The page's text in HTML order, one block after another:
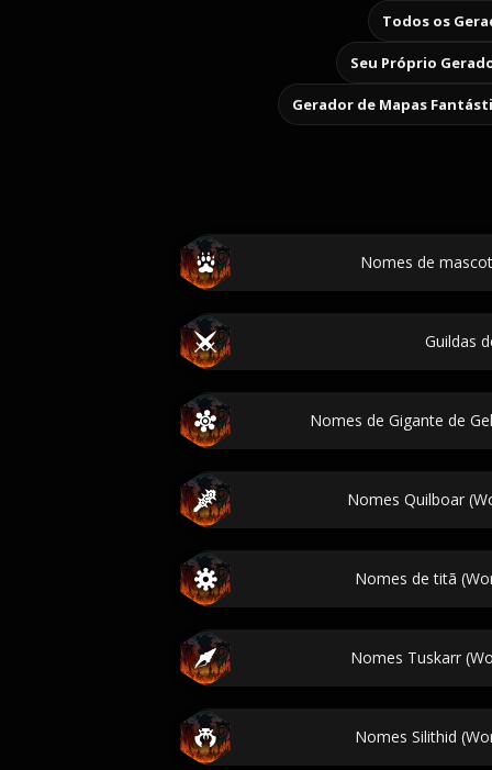
Todos os
Seu Próprio
Gerador de Mapas
Nomes de
Guildas
Nomes de Gigante de
Nomes Quilboar
Nomes de titã
Nomes Tuskarr
Nomes Silithid